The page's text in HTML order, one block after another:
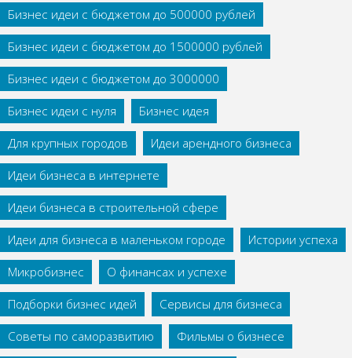
Бизнес идеи с бюджетом до 500000 рублей
Бизнес идеи с бюджетом до 1500000 рублей
Бизнес идеи с бюджетом до 3000000
Бизнес идеи с нуля
Бизнес идея
Для крупных городов
Идеи арендного бизнеса
Идеи бизнеса в интернете
Идеи бизнеса в строительной сфере
Идеи для бизнеса в маленьком городе
Истории успеха
Микробизнес
О финансах и успехе
Подборки бизнес идей
Сервисы для бизнеса
Советы по саморазвитию
Фильмы о бизнесе